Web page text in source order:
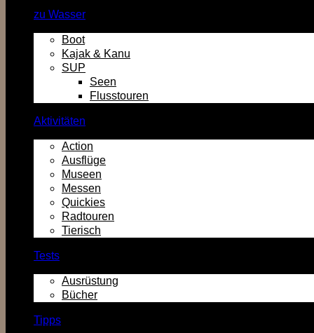
zu Wasser
Boot
Kajak & Kanu
SUP
Seen
Flusstouren
Aktivitäten
Action
Ausflüge
Museen
Messen
Quickies
Radtouren
Tierisch
Tests
Ausrüstung
Bücher
Tipps